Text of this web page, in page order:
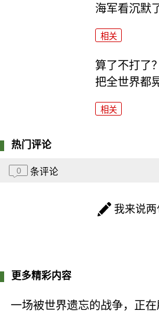
海军看沉默
相关
算了不打了
把全世界都
相关
热门评论
0 条评论
我来说两
更多精彩内容
一场被世界遗忘的战争，正